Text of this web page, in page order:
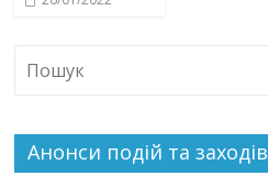
Анонси подій та заходів